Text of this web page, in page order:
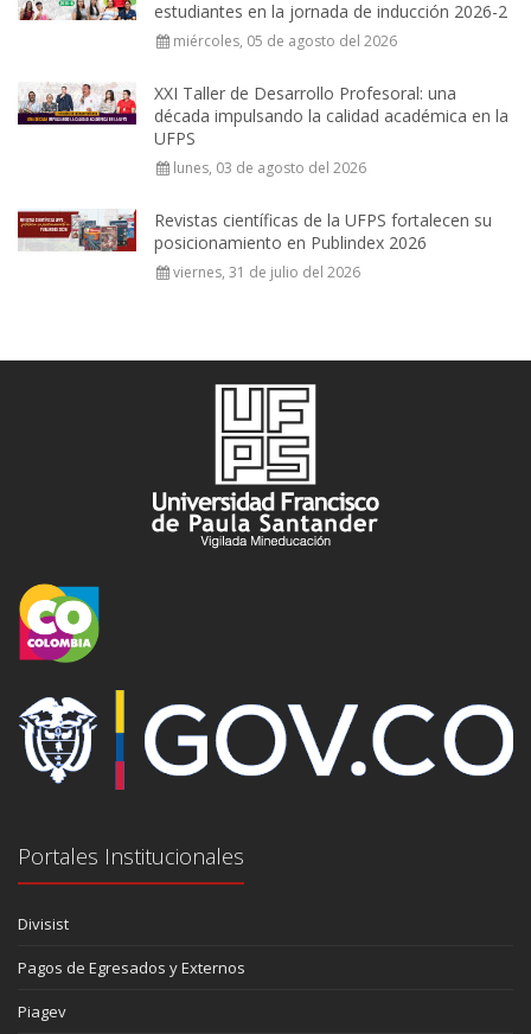
estudiantes en la jornada de inducción 2026-2
miércoles, 05 de agosto del 2026
XXI Taller de Desarrollo Profesoral: una
década impulsando la calidad académica en la
UFPS
lunes, 03 de agosto del 2026
Revistas científicas de la UFPS fortalecen su
posicionamiento en Publindex 2026
viernes, 31 de julio del 2026
Portales Institucionales
Divisist
Pagos de Egresados y Externos
Piagev